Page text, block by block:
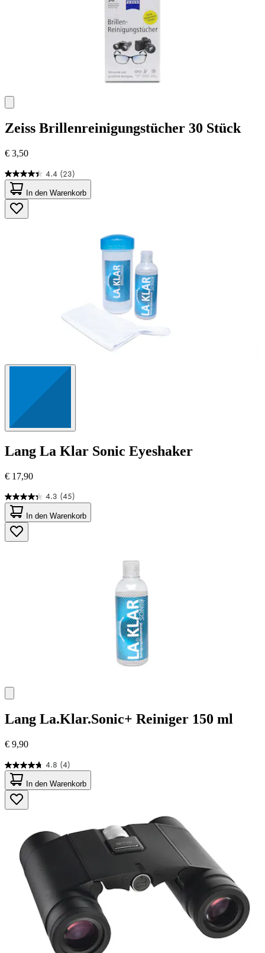
Zeiss Brillenreinigungstücher 30 Stück
€ 3,50
4.4 (23)
4.4
von
5
Sternen.
23
In den Warenkorb
Lang La Klar Sonic Eyeshaker
€ 17,90
4.3 (45)
4.3
von
5
Sternen.
45
In den Warenkorb
Lang La.Klar.Sonic+ Reiniger 150 ml
€ 9,90
4.8 (4)
4.8
von
5
Sternen.
4
In den Warenkorb